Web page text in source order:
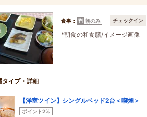
食事： 朝のみ チェックイン
*朝食の和食膳/イメージ画像
タイプ・詳細
【洋室ツイン】シングルベッド2台＜喫煙＞
ポイント2%